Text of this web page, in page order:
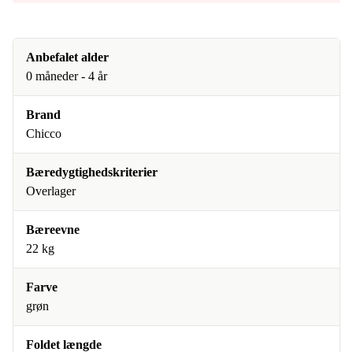
Anbefalet alder
0 måneder - 4 år
Brand
Chicco
Bæredygtighedskriterier
Overlager
Bæreevne
22 kg
Farve
grøn
Foldet længde